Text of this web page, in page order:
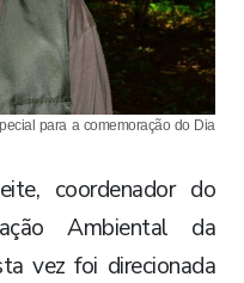
para a comemoração do Dia
coordenador do
Ambiental da
vez foi direcionada